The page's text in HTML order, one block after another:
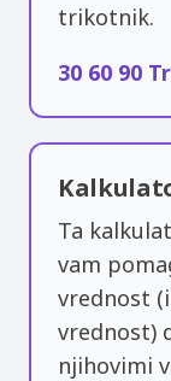
trikotnik.
30 60 90
Ta
vam
vrednost
vrednost)
njihovimi